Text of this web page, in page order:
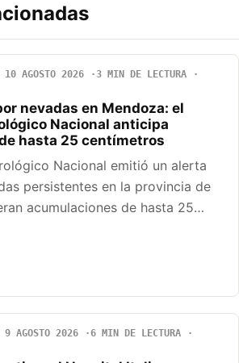
10 AGOSTO 2026
3 MIN DE LECTURA
nevadas en Mendoza: el
Nacional anticipa
hasta 25 centímetros
Nacional emitió un alerta
persistentes en la provincia de
acumulaciones de hasta 25…
9 AGOSTO 2026
6 MIN DE LECTURA